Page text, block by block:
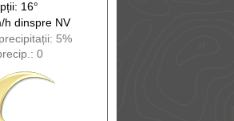
16°
h dinspreNV
itații: 5%
0